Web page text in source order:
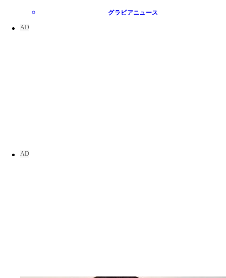
グラビアニュース